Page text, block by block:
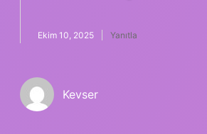
Ekim 10, 2025 Yanıtla
Kevser